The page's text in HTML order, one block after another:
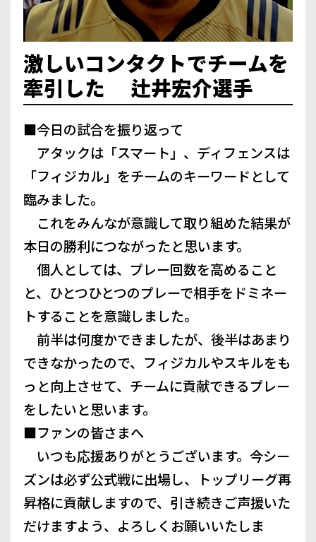
激しいコンタクトでチームを
牽引した 辻井宏介選手
■今日の試合を振り返って
アタックは「スマート」、ディフェンスは
「フィジカル」をチームのキーワードとして
臨みました。
これをみんなが意識して取り組めた結果が
本日の勝利につながったと思います。
個人としては、プレー回数を高めること
と、ひとつひとつのプレーで相手をドミネー
トすることを意識しました。
前半は何度かできましたが、後半はあまり
できなかったので、フィジカルやスキルをも
っと向上させて、チームに貢献できるプレー
をしたいと思います。
■ファンの皆さまへ
いつも応援ありがとうございます。今シー
ズンは必ず公式戦に出場し、トップリーグ再
昇格に貢献しますので、引き続きご声援いた
だけますよう、よろしくお願いいたしま